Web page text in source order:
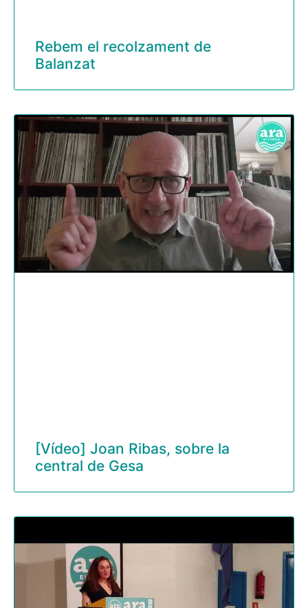
Rebem el recolzament de
Balanzat
[Vídeo] Joan Ribas, sobre la
central de Gesa